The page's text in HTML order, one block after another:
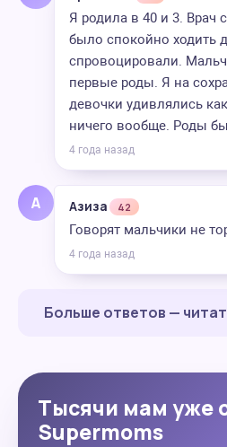
Я родила в 40 и 3. Врач
было спокойно ходить
спровоцировали.
первые роды. Я на
девочки удивлялись
ничего вообще. Роды
4 года назад
А Азиза 42
Говорят мальчики не
4 года назад
Больше ответов —
Тысячи мам уже
Supermoms